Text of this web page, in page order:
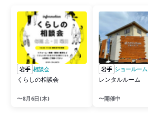
岩手 相談会
くらしの相談会
〜8月6日(木)
岩手 ショールーム
レンタルルーム
〜開催中